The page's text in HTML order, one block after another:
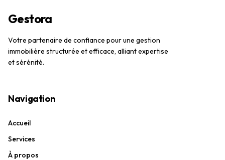
Gestora
Votre partenaire de confiance pour une gestion
immobilière structurée et efficace, alliant expertise
et sérénité.
Navigation
Accueil
Services
À propos